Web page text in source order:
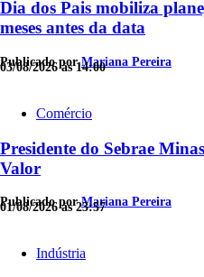
Dia dos Pais mobiliza
meses antes da data
Publicado porMariana Pereira
03/08/2026 às 14:00
Comércio
Presidente do Sebrae
Valor
Publicado porMariana Pereira
01/08/2026 às 23:57
Indústria